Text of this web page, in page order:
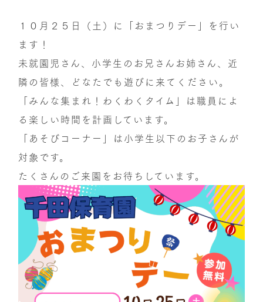
１０月２５日（土）に「おまつりデー」を行い
ます！
未就園児さん、小学生のお兄さんお姉さん、近
隣の皆様、どなたでも遊びに来てください。
「みんな集まれ！わくわくタイム」は職員によ
る楽しい時間を計画しています。
「あそびコーナー」は小学生以下のお子さんが
対象です。
たくさんのご来園をお待ちしています。